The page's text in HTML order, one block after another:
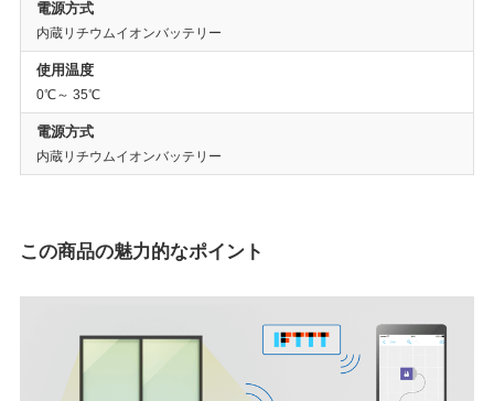
電源方式
内蔵リチウムイオンバッテリー
使用温度
0℃～ 35℃
電源方式
内蔵リチウムイオンバッテリー
この商品の魅力的なポイント